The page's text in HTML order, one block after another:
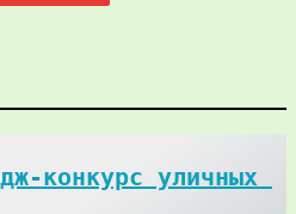
конкурс уличных